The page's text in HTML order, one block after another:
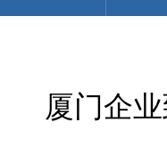
厦门企